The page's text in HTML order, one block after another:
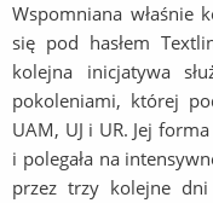
Wspomniana właśnie
się pod hasłem
kolejna inicjatywa
pokoleniami, której
UAM, UJ i UR. Jej
i polegała na
przez trzy kolejne dni